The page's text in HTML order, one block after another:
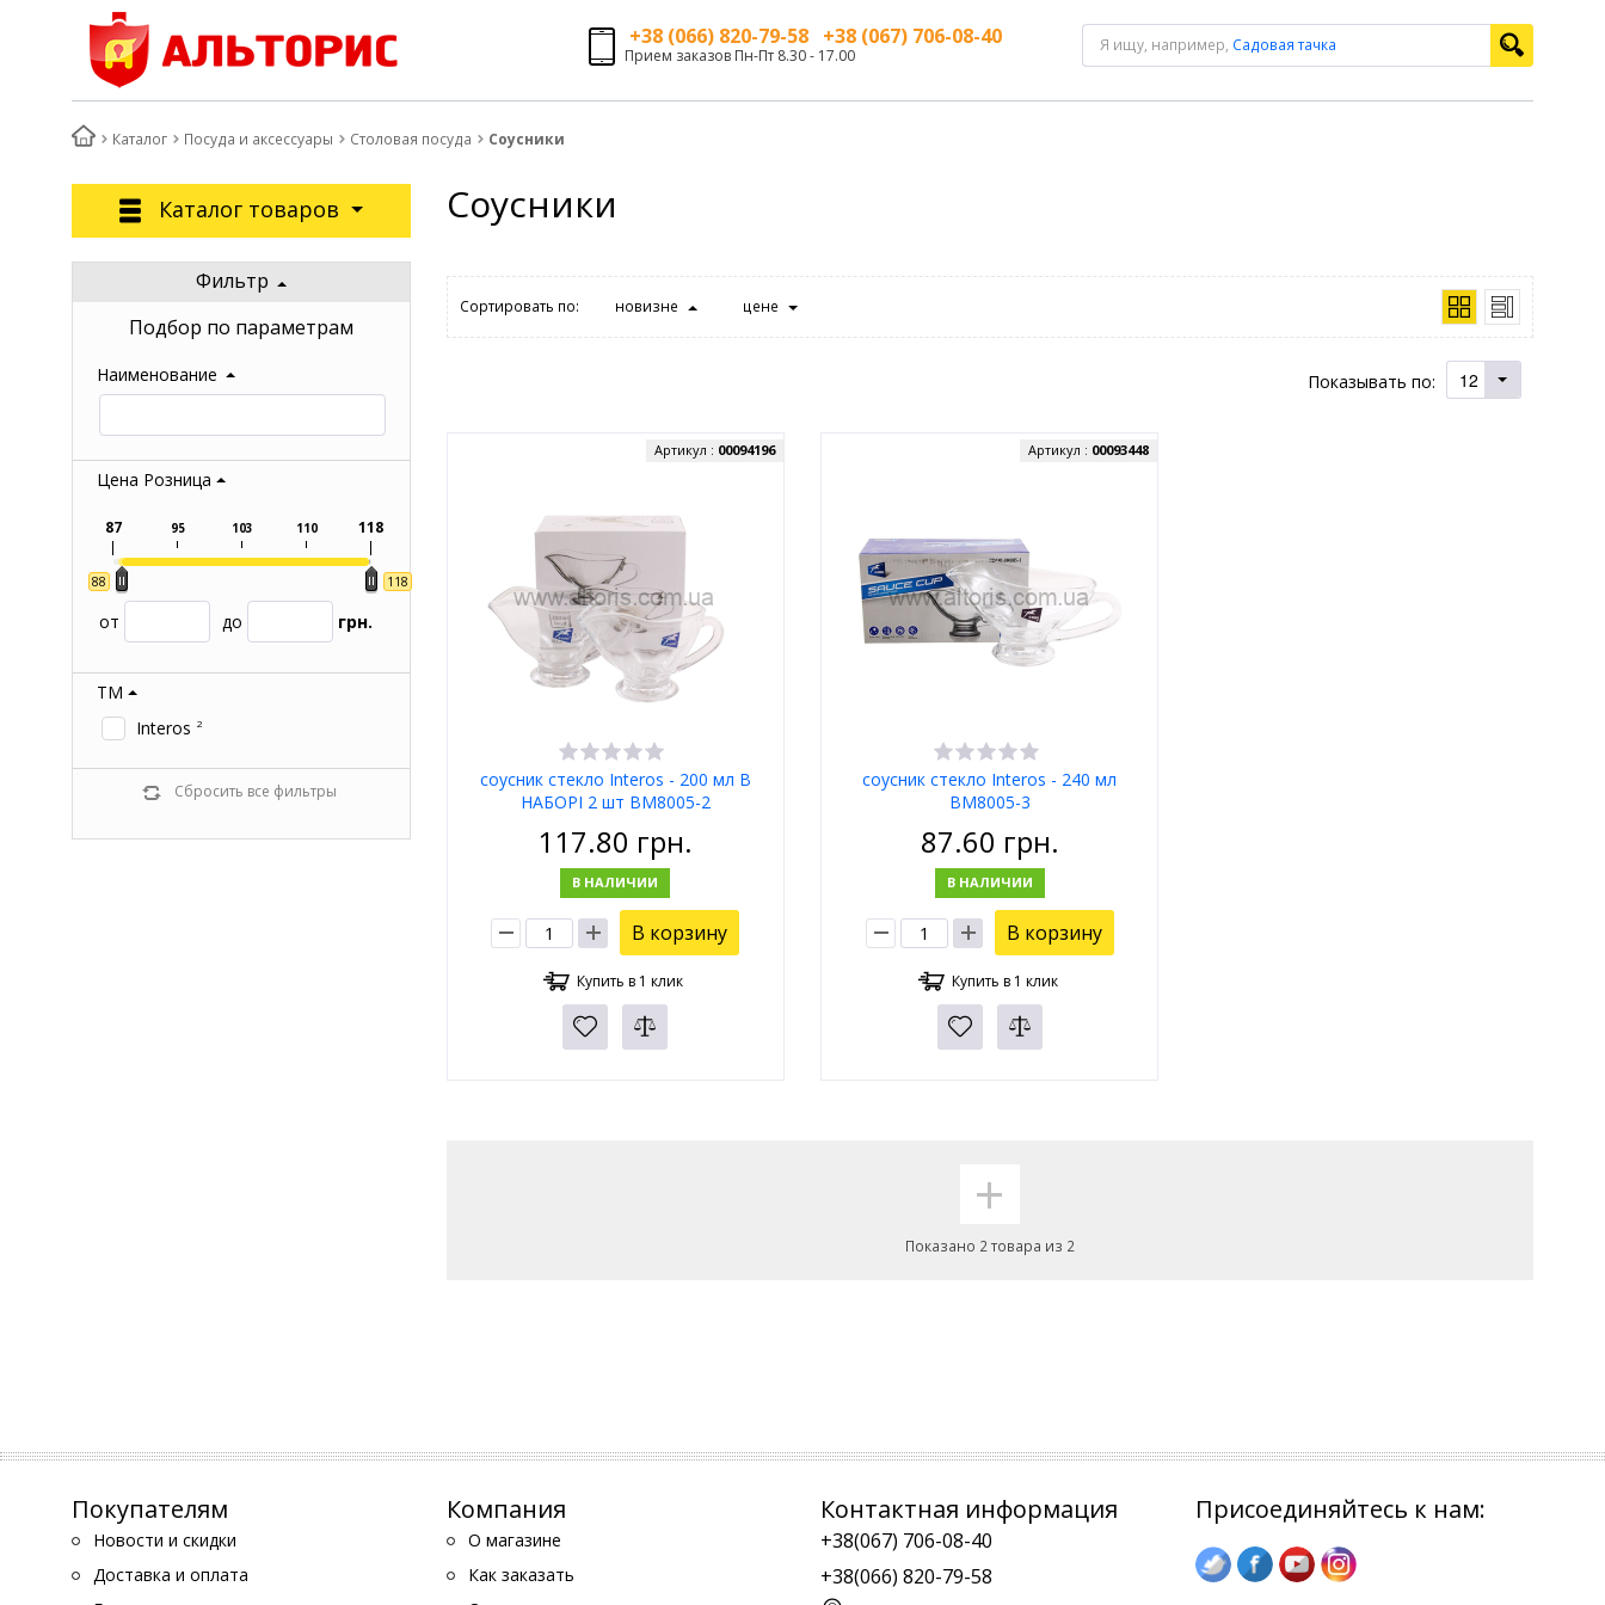
+38 (066) 820-79-58 +38 (067) 706-08-40
Прием заказов Пн-Пт 8.30 - 17.00
Я ищу, например, Садовая тачка
Каталог Посуда и аксессуары Столовая посуда Соусники
Каталог товаров
Фильтр
Подбор по параметрам
Наименование
Цена Розница
88 118
87 95 103 110 118
от до грн.
ТМ
Interos 2
Сбросить все фильтры
Соусники
Сортировать по: новизне цене
Показывать по: 12
соусник стекло Interos - 200 мл В
НАБОРІ 2 шт BM8005-2
Артикул : 00094196
117.80 грн.
В НАЛИЧИИ
В корзину
Купить в 1 клик
соусник стекло Interos - 240 мл
BM8005-3
Артикул : 00093448
87.60 грн.
В НАЛИЧИИ
В корзину
Купить в 1 клик
+
Показано 2 товара из 2
Покупателям
Новости и скидки
Доставка и оплата
Компания
О магазине
Как заказать
Контактная информация
+38(067) 706-08-40
+38(066) 820-79-58
Присоединяйтесь к нам: